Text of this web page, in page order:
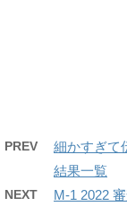
PREV
細かすぎて
結果一覧
NEXT M-1 2022